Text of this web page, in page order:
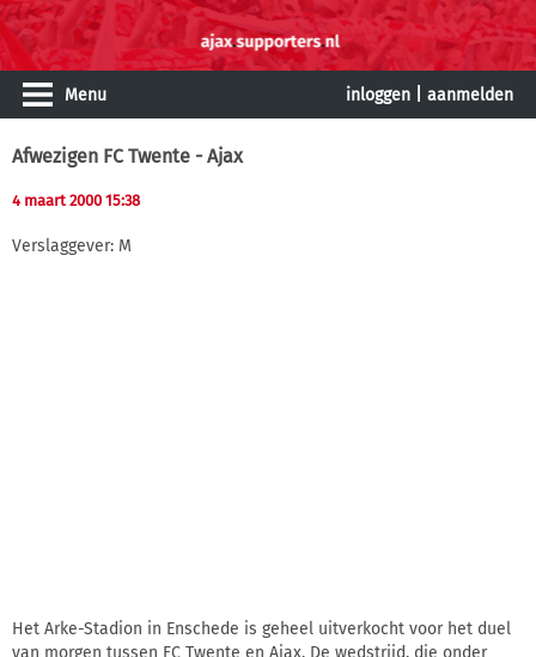
Menu inloggen aanmelden
Afwezigen FC Twente - Ajax
4 maart 2000 15:38
Verslaggever: M
Het Arke-Stadion in Enschede is geheel uitverkocht voor het duel
van morgen tussen FC Twente en Ajax. De wedstrijd, die onder